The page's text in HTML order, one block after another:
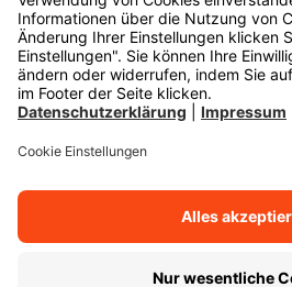
OLB Bank
Makler
Impressum
Datenschutz
Rechtliche Hinweise
Cookie-Einstellungen
Zurück zum Anfang